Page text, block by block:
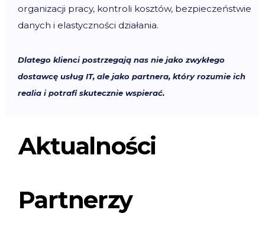
organizacji pracy, kontroli kosztów, bezpieczeństwie
danych i elastyczności działania.
Dlatego klienci postrzegają nas nie jako zwykłego
dostawcę usług IT, ale jako partnera, który rozumie ich
realia i potrafi skutecznie wspierać.
Aktualności
Partnerzy